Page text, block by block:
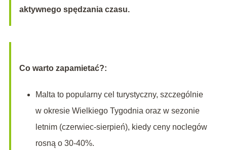
aktywnego spędzania czasu.
Co warto zapamietać?:
Malta to popularny cel turystyczny, szczególnie
w okresie Wielkiego Tygodnia oraz w sezonie
letnim (czerwiec-sierpień), kiedy ceny noclegów
rosną o 30-40%.